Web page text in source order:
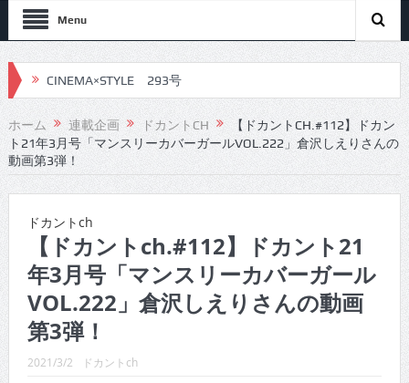
Menu
CINEMA×STYLE 293号
CINEMA×STYLE 292号
CINEMA×STYLE 291号
CINEMA×STYLE 290号
CINEMA×STYLE 289号
CINEMA×STYLE 288号
CINEMA×STYLE 287号
CINEMA×STYLE 286号
CINEMA×STYLE 285号
ホーム 連載企画 ドカントCH
【ドカントCH.#112】ドカン
ト21年3月号「マンスリーカバーガールVOL.222」倉沢しえりさんの
動画第3弾！
ドカントch
【ドカントch.#112】ドカント21
年3月号「マンスリーカバーガール
VOL.222」倉沢しえりさんの動画
第3弾！
2021/3/2 ドカントch